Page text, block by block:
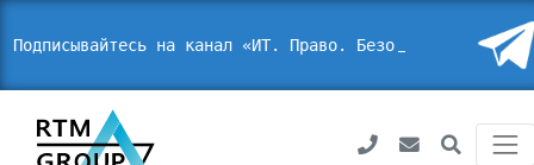
Подписывайтесь на канал «ИТ. Право. Безопас